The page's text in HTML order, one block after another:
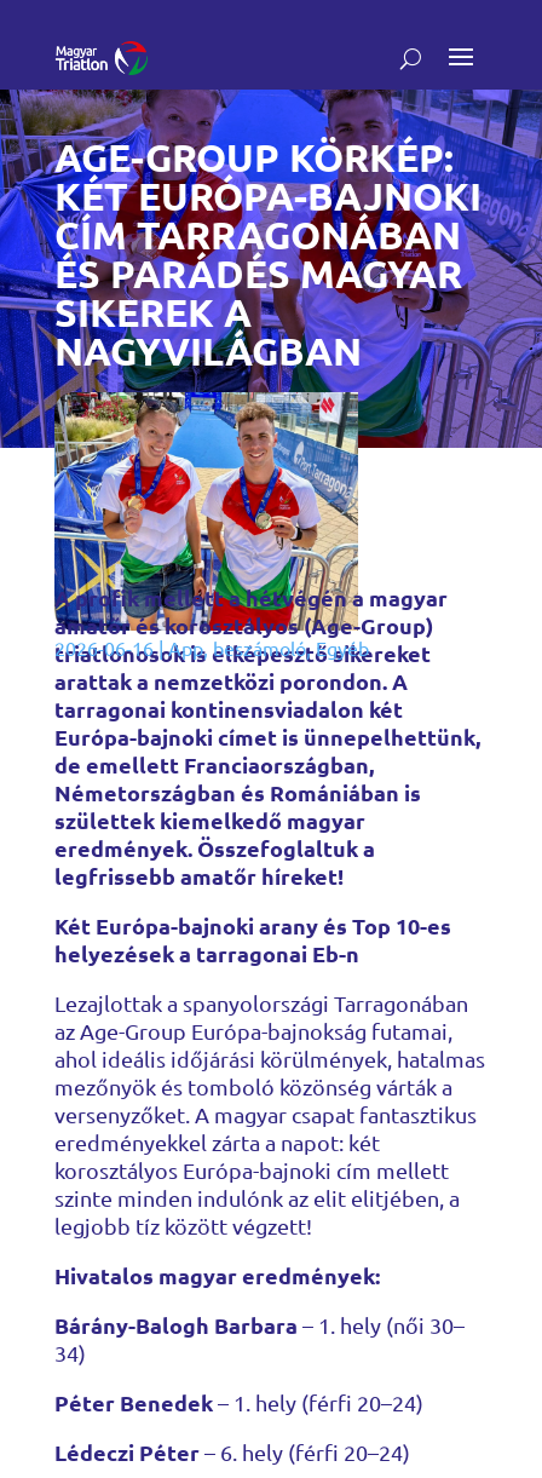
AGE-GROUP KÖRKÉP:
KÉT EURÓPA-BAJNOKI
CÍM TARRAGONÁBAN
ÉS PARÁDÉS MAGYAR
SIKEREK A
NAGYVILÁGBAN
2026-06-16|App, beszámoló,Egyéb
A profik mellett a hétvégén a magyar
amatőr és korosztályos (Age-Group)
triatlonosok is elképesztő sikereket
arattak a nemzetközi porondon. A
tarragonai kontinensviadalon két
Európa-bajnoki címet is ünnepelhettünk,
de emellett Franciaországban,
Németországban és Romániában is
születtek kiemelkedő magyar
eredmények. Összefoglaltuk a
legfrissebb amatőr híreket!
Két Európa-bajnoki arany és Top 10-es
helyezések a tarragonai Eb-n
Lezajlottak a spanyolországi Tarragonában
az Age-Group Európa-bajnokság futamai,
ahol ideális időjárási körülmények, hatalmas
mezőnyök és tomboló közönség várták a
versenyzőket. A magyar csapat fantasztikus
eredményekkel zárta a napot: két
korosztályos Európa-bajnoki cím mellett
szinte minden indulónk az elit elitjében, a
legjobb tíz között végzett!
Hivatalos magyar eredmények:
Bárány-Balogh Barbara – 1. hely (női 30–
34)
Péter Benedek– 1. hely (férfi 20–24)
Lédeczi Péter– 6. hely (férfi 20–24)